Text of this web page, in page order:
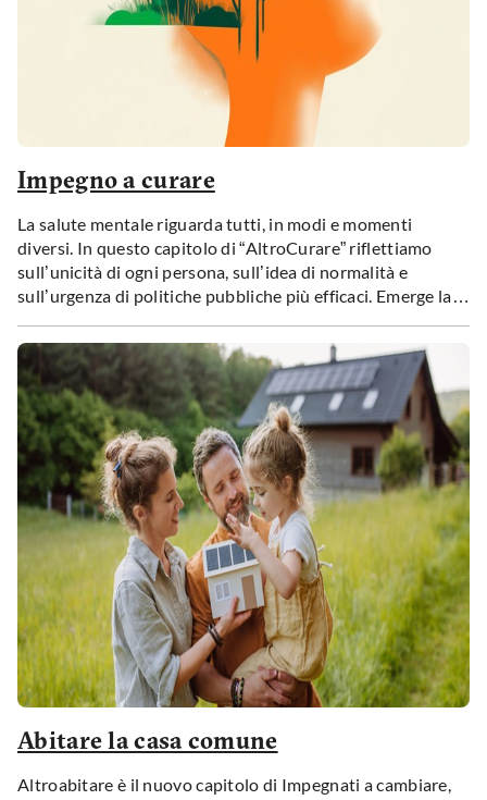
Impegno a curare
La salute mentale riguarda tutti, in modi e momenti
diversi. In questo capitolo di “AltroCurare” riflettiamo
sull’unicità di ogni persona, sull’idea di normalità e
sull’urgenza di politiche pubbliche più efficaci. Emerge la
cura di chi vive un disagio, fisico o psichico.
Abitare la casa comune
Altroabitare è il nuovo capitolo di Impegnati a cambiare,